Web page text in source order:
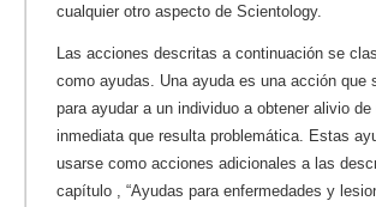
cualquier otro aspecto de Scientology.
Las acciones descritas a continuación se
como ayudas. Una ayuda es una acción que
para ayudar a un individuo a obtener alivio
inmediata que resulta problemática. Estas
usarse como acciones adicionales a las
capítulo , “Ayudas para enfermedades y